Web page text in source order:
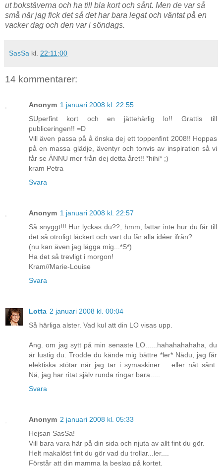
ut bokstäverna och ha till bla kort och sånt. Men de var så
små när jag fick det så det har bara legat och väntat på en
vacker dag och den var i söndags.
SasSa kl. 22:11:00
14 kommentarer:
Anonym 1 januari 2008 kl. 22:55
SUperfint kort och en jättehärlig lo!! Grattis till
publiceringen!! =D
Vill även passa på å önska dej ett toppenfint 2008!! Hoppas
på en massa glädje, äventyr och tonvis av inspiration så vi
får se ÄNNU mer från dej detta året!! *hihi* ;)
kram Petra
Svara
Anonym 1 januari 2008 kl. 22:57
Så snyggt!!! Hur lyckas du??, hmm, fattar inte hur du får till
det så otroligt läckert och vart du får alla idéer ifrån?
(nu kan även jag lägga mig...*S*)
Ha det så trevligt i morgon!
Kram//Marie-Louise
Svara
Lotta 2 januari 2008 kl. 00:04
Så härliga alster. Vad kul att din LO visas upp.
Ang. om jag sytt på min senaste LO......hahahahahaha, du
är lustig du. Trodde du kände mig bättre *ler* Nädu, jag får
elektiska stötar när jag tar i symaskiner......eller nåt sånt.
Nä, jag har ritat själv runda ringar bara.....
Svara
Anonym 2 januari 2008 kl. 05:33
Hejsan SasSa!
Vill bara vara här på din sida och njuta av allt fint du gör.
Helt makalöst fint du gör vad du trollar...ler....
Förstår att din mamma la beslag på kortet.